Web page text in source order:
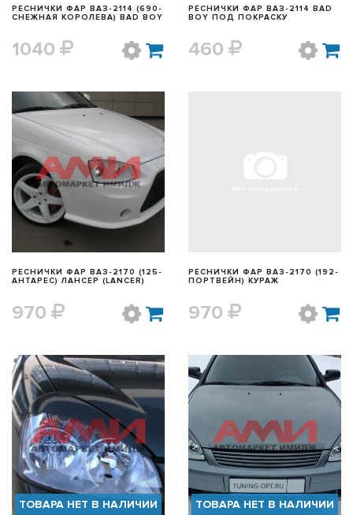
РЕСНИЧКИ ФАР ВАЗ-2114 (690-
СНЕЖНАЯ КОРОЛЕВА) BAD BOY
1040
РЕСНИЧКИ ФАР ВАЗ-2114 BAD
BOY ПОД ПОКРАСКУ
460
БЫСТРЫЙ ПРОСМОТР
РЕСНИЧКИ ФАР ВАЗ-2170 (125-
АНТАРЕС) ЛАНСЕР (LANCER)
970
РЕСНИЧКИ ФАР ВАЗ-2170 (192-
ПОРТВЕЙН) КУРАЖ
970
БЫСТРЫЙ ПРОСМОТР
ТОВАРА НЕТ В НАЛИЧИИ
БЫСТРЫЙ ПРОСМОТР
ТОВАРА НЕТ В НАЛИЧИИ